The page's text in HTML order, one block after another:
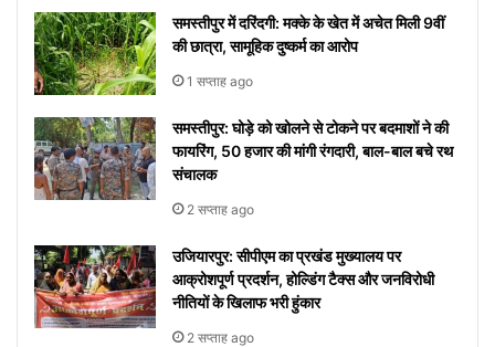
समस्तीपुर में दरिंदगी: मक्के के खेत में अचेत मिली 9वीं
की छात्रा, सामूहिक दुष्कर्म का आरोप
1 सप्ताह ago
समस्तीपुर: घोड़े को खोलने से टोकने पर बदमाशों ने की
फायरिंग, 50 हजार की मांगी रंगदारी, बाल-बाल बचे रथ
संचालक
2 सप्ताह ago
उजियारपुर: सीपीएम का प्रखंड मुख्यालय पर
आक्रोशपूर्ण प्रदर्शन, होल्डिंग टैक्स और जनविरोधी
नीतियों के खिलाफ भरी हुंकार
2 सप्ताह ago